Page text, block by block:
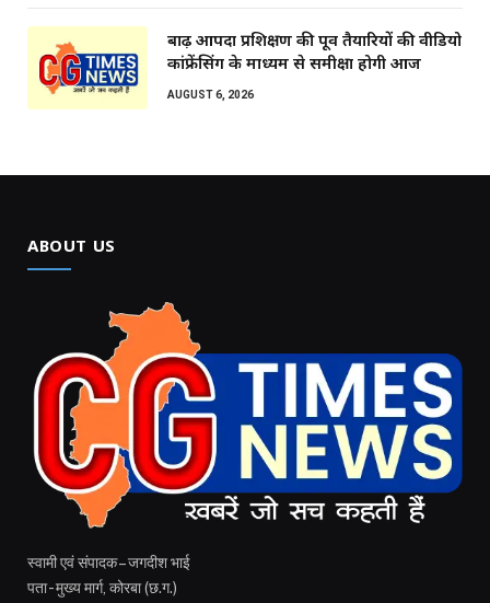
बाढ़ आपदा प्रशिक्षण की पूर्व तैयारियों की वीडियो
कांफ्रेंसिंग के माध्यम से समीक्षा होगी आज
AUGUST 6, 2026
ABOUT US
स्वामी एवं संपादक – जगदीश भाई
पता - मुख्य मार्ग, कोरबा (छ.ग.)